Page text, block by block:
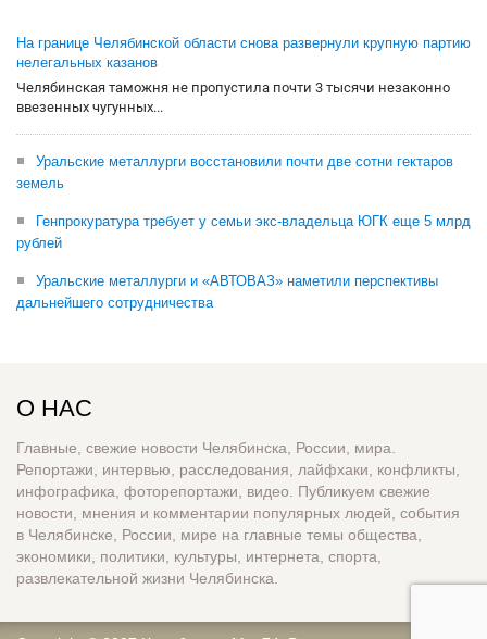
На границе Челябинской области снова развернули крупную партию
нелегальных казанов
Челябинская таможня не пропустила почти 3 тысячи незаконно
ввезенных чугунных...
Уральские металлурги восстановили почти две сотни гектаров
земель
Генпрокуратура требует у семьи экс-владельца ЮГК еще 5 млрд
рублей
Уральские металлурги и «АВТОВАЗ» наметили перспективы
дальнейшего сотрудничества
О НАС
Главные, свежие новости Челябинска, России, мира.
Репортажи, интервью, расследования, лайфхаки, конфликты,
инфографика, фоторепортажи, видео. Публикуем свежие
новости, мнения и комментарии популярных людей, события
в Челябинске, России, мире на главные темы общества,
экономики, политики, культуры, интернета, спорта,
развлекательной жизни Челябинска.